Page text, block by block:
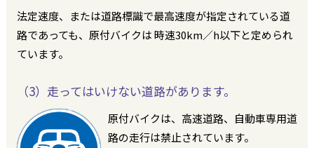
法定速度、または道路標識で最高速度が指定されている道
路であっても、原付バイクは 時速30km／h以下と定められ
ています。
（3）走ってはいけない道路があります。
原付バイクは、高速道路、自動車専用道
路の走行は禁止されています。